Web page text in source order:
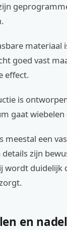
materiaal
goed vast
effect.
is
gaat
meestal een
zijn
wordt duidelijk
en